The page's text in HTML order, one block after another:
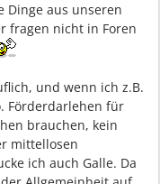
Dinge aus unseren
fragen nicht in Foren
und wenn ich z.B.
Förderdarlehen für
brauchen, kein
mittellosen
ich auch Galle. Da